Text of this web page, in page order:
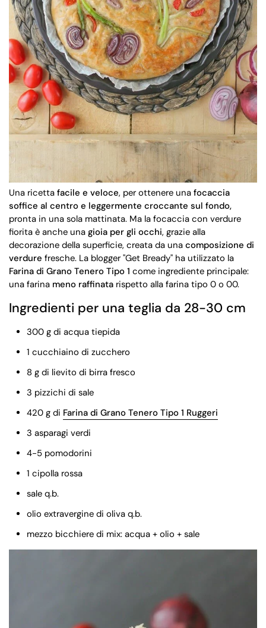
Una ricetta facile e veloce, per ottenere una focaccia
soffice al centro e leggermente croccante sul fondo,
pronta in una sola mattinata. Ma la focaccia con verdure
fiorita è anche una gioia per gli occhi, grazie alla
decorazione della superficie, creata da una composizione di
verdure fresche. La blogger "Get Bready" ha utilizzato la
Farina di Grano Tenero Tipo 1 come ingrediente principale:
una farina meno raffinata rispetto alla farina tipo 0 o 00.
Ingredienti per una teglia da 28-30 cm
300 g di acqua tiepida
1 cucchiaino di zucchero
8 g di lievito di birra fresco
3 pizzichi di sale
420 g di Farina di Grano Tenero Tipo 1 Ruggeri
3 asparagi verdi
4-5 pomodorini
1 cipolla rossa
sale q.b.
olio extravergine di oliva q.b.
mezzo bicchiere di mix: acqua + olio + sale